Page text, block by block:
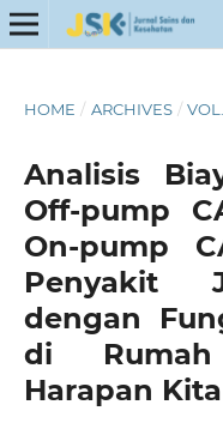
HOME / ARCHIVES /
Analisis
Off-pump
On-pump
Penyakit
dengan
di
Harapan Kita